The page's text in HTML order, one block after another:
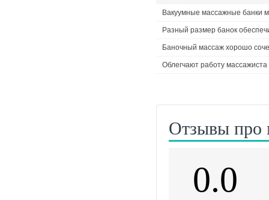
Вакуумные массажные банки
Разный размер банок
Баночный массаж хорошо
Облегчают работу массажиста
Отзывы про
0.0